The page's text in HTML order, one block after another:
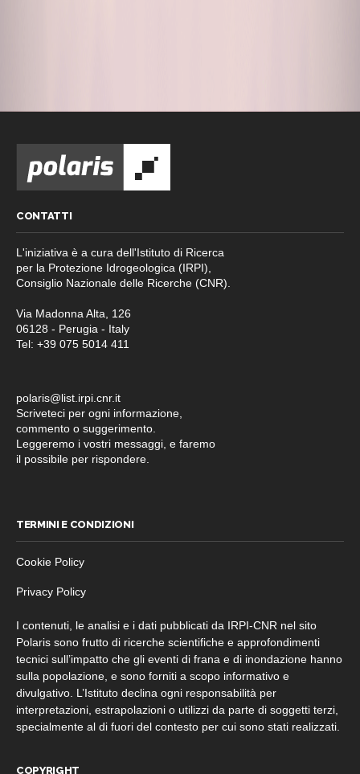
CONTATTI
L'iniziativa è a cura dell'Istituto di Ricerca
per la Protezione Idrogeologica (IRPI),
Consiglio Nazionale delle Ricerche (CNR).
Via Madonna Alta, 126
06128 - Perugia - Italy
Tel: +39 075 5014 411
polaris@list.irpi.cnr.it
Scriveteci per ogni informazione,
commento o suggerimento.
Leggeremo i vostri messaggi, e faremo
il possibile per rispondere.
TERMINI E CONDIZIONI
Cookie Policy
Privacy Policy
I contenuti, le analisi e i dati pubblicati da IRPI-CNR nel sito
Polaris sono frutto di ricerche scientifiche e approfondimenti
tecnici sull’impatto che gli eventi di frana e di inondazione hanno
sulla popolazione, e sono forniti a scopo informativo e
divulgativo. L’Istituto declina ogni responsabilità per
interpretazioni, estrapolazioni o utilizzi da parte di soggetti terzi,
specialmente al di fuori del contesto per cui sono stati realizzati.
COPYRIGHT